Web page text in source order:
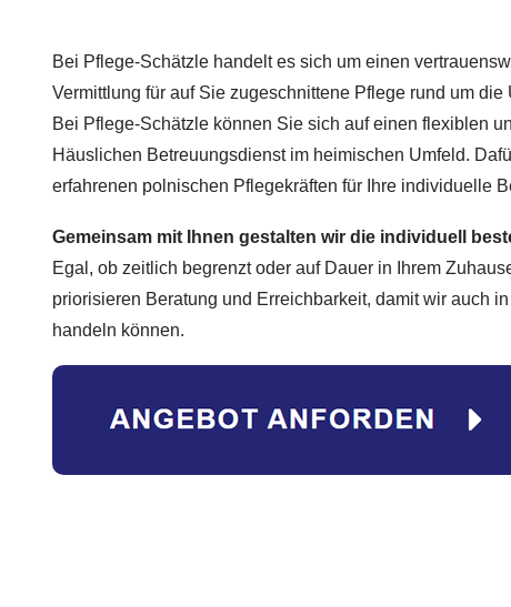
Bei Pflege-Schätzle handelt es sich um einen
Vermittlung für auf Sie zugeschnittene Pflege rund um
Bei Pflege-Schätzle können Sie sich auf einen flexiblen
Häuslichen Betreuungsdienst im heimischen Umfeld.
erfahrenen polnischen Pflegekräften für Ihre individuelle
Gemeinsam mit Ihnen gestalten wir die individuell
Egal, ob zeitlich begrenzt oder auf Dauer in Ihrem
priorisieren Beratung und Erreichbarkeit, damit wir auch
handeln können.